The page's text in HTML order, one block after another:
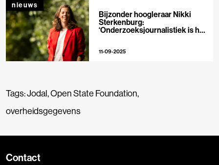
nieuws
Bijzonder hoogleraar Nikki
Sterkenburg:
‘Onderzoeksjournalistiek is het
11-09-2025
Tags:Jodal,Open State Foundation,
overheidsgegevens
Contact